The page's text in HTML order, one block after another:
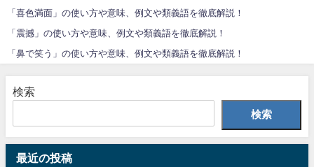
「喜色満面」の使い方や意味、例文や類義語を徹底解説！
「震撼」の使い方や意味、例文や類義語を徹底解説！
「鼻で笑う」の使い方や意味、例文や類義語を徹底解説！
検索
検索
最近の投稿